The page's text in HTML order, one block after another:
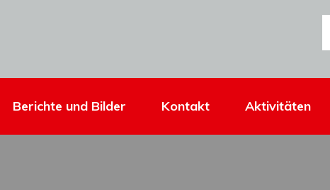
Berichte und Bilder Kontakt Aktivitäten